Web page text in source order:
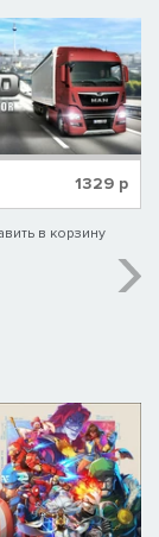
1329 р
в корзину